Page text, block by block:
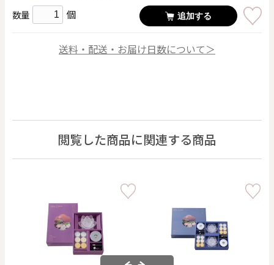
数量 個 追加する
送料・配送・お届け日数について＞
閲覧した商品に関連する商品